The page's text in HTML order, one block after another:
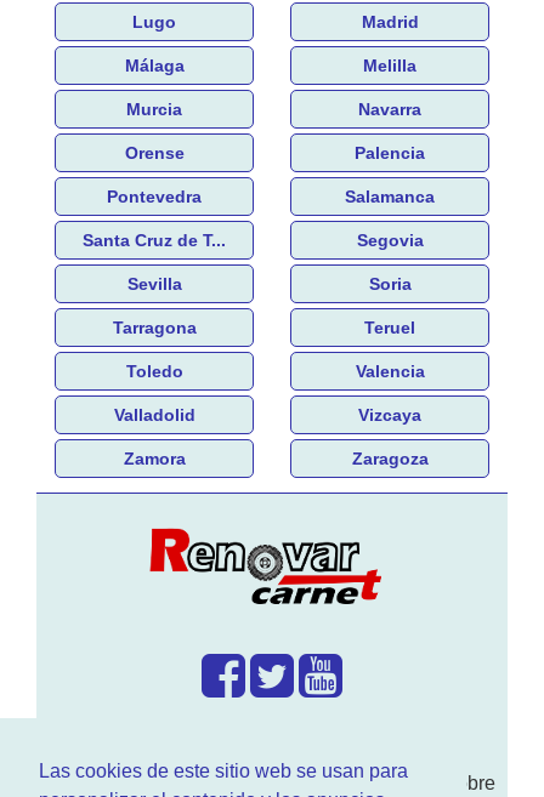
Las cookies de este sitio web se usan para
Lugo Madrid
Málaga Melilla
Murcia Navarra
Orense Palencia
Pontevedra Salamanca
Santa Cruz de T... Segovia
Sevilla Soria
Tarragona Teruel
Toledo Valencia
Valladolid Vizcaya
Zamora Zaragoza
Enwww.RenovarCarnet.comTe contamos sobre